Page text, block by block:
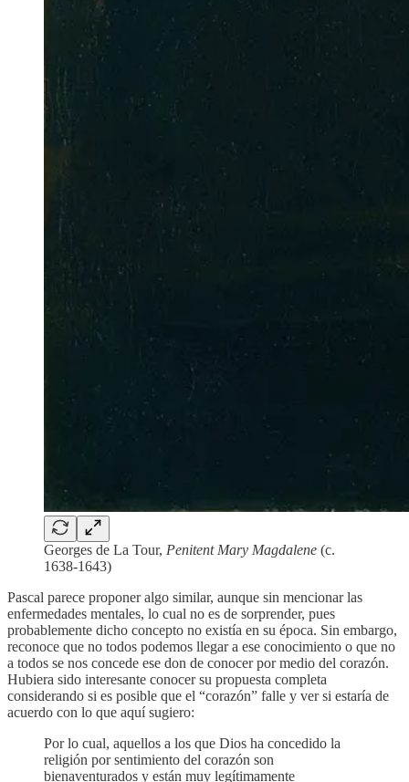
Georges de La Tour, Penitent Mary Magdalene (c.
1638-1643)
Pascal parece proponer algo similar, aunque sin mencionar las
enfermedades mentales, lo cual no es de sorprender, pues
probablemente dicho concepto no existía en su época. Sin embargo,
reconoce que no todos podemos llegar a ese conocimiento o que no
a todos se nos concede ese don de conocer por medio del corazón.
Hubiera sido interesante conocer su propuesta completa
considerando si es posible que el “corazón” falle y ver si estaría de
acuerdo con lo que aquí sugiero:
Por lo cual, aquellos a los que Dios ha concedido la
religión por sentimiento del corazón son
bienaventurados y están muy legítimamente